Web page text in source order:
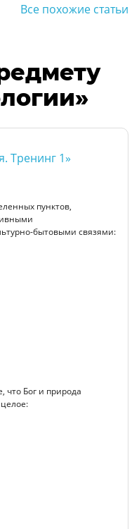
Все похожие статьи
Тренинг 1»
пунктов,
бытовыми связями:
Бог и природа